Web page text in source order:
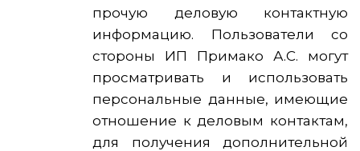
прочую деловую контактную
информацию. Пользователи со
стороны ИП Примако А.С. могут
просматривать и использовать
персональные данные, имеющие
отношение к деловым контактам,
для получения дополнительной